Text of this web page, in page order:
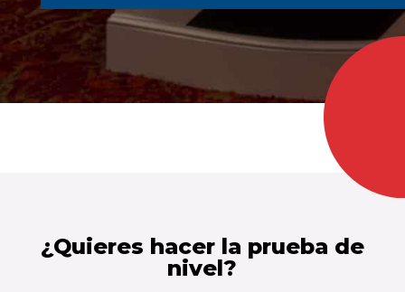
¿Quieres hacer la prueba de
nivel?